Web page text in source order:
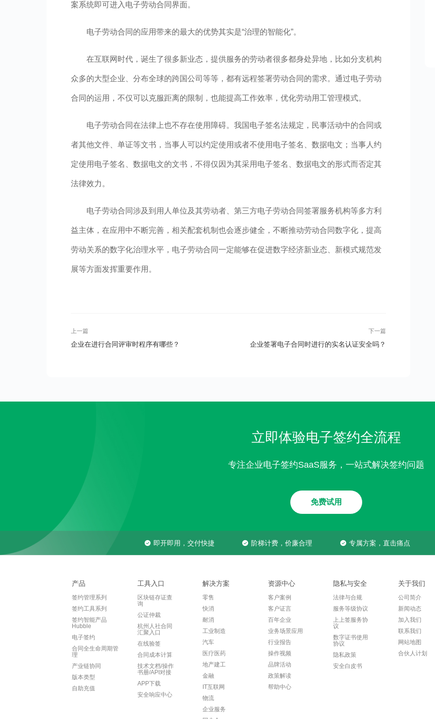
案系统即可进入电子劳动合同界面。
电子劳动合同的应用带来的最大的优势其实是“治理的智能化”。
在互联网时代，诞生了很多新业态，提供服务的劳动者很多都身处异地，比如分支机构
众多的大型企业、分布全球的跨国公司等等，都有远程签署劳动合同的需求。通过电子劳动
合同的运用，不仅可以克服距离的限制，也能提高工作效率，优化劳动用工管理模式。
电子劳动合同在法律上也不存在使用障碍。我国电子签名法规定，民事活动中的合同或
者其他文件、单证等文书，当事人可以约定使用或者不使用电子签名、数据电文；当事人约
定使用电子签名、数据电文的文书，不得仅因为其采用电子签名、数据电文的形式而否定其
法律效力。
电子劳动合同涉及到用人单位及其劳动者、第三方电子劳动合同签署服务机构等多方利
益主体，在应用中不断完善，相关配套机制也会逐步健全，不断推动劳动合同数字化，提高
劳动关系的数字化治理水平，电子劳动合同一定能够在促进数字经济新业态、新模式规范发
展等方面发挥重要作用。
上一篇
企业在进行合同评审时程序有哪些？
下一篇
企业签署电子合同时进行的实名认证安全吗？
立即体验电子签约全流程
专注企业电子签约SaaS服务，一站式解决签约问题
免费试用
即开即用，交付快捷 阶梯计费，价廉合理 专属方案，直击痛点
产品
签约管理系列
签约工具系列
签约智能产品
Hubble
电子签约
合同全生命周期管
理
产业链协同
版本类型
自助充值
工具入口
区块链存证查
询
公证仲裁
杭州人社合同
汇聚入口
在线验签
合同成本计算
技术文档/操作
书册/API对接
APP下载
安全响应中心
解决方案
零售
快消
耐消
工业制造
汽车
医疗医药
地产建工
金融
IT互联网
物流
企业服务
资源中心
客户案例
客户证言
百年企业
业务场景应用
行业报告
操作视频
品牌活动
政策解读
帮助中心
隐私与安全
法律与合规
服务等级协议
上上签服务协
议
数字证书使用
协议
隐私政策
安全白皮书
关于我们
公司简介
新闻动态
加入我们
联系我们
网站地图
合伙人计划